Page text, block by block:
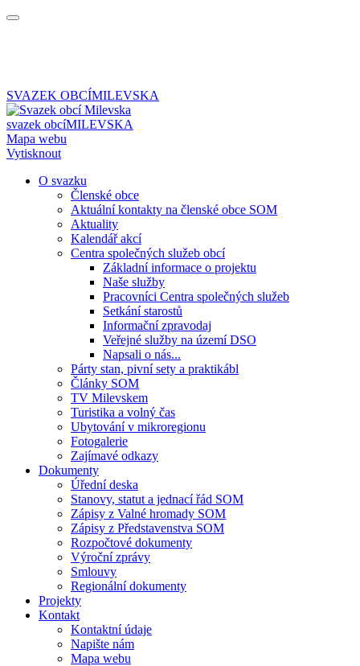
SVAZEK OBCÍMILEVSKA
svazek obcíMILEVSKA
Mapa webu
Vytisknout
O svazku
Členské obce
Aktuální kontakty na členské obce SOM
Aktuality
Kalendář akcí
Centra společných služeb obcí
Základní informace o projektu
Naše služby
Pracovníci Centra společných služeb
Setkání starostů
Informační zpravodaj
Veřejné služby na území DSO
Napsali o nás...
Párty stan, pivní sety a praktikábl
Články SOM
TV Milevskem
Turistika a volný čas
Ubytování v mikroregionu
Fotogalerie
Zajímavé odkazy
Dokumenty
Úřední deska
Stanovy, statut a jednací řád SOM
Zápisy z Valné hromady SOM
Zápisy z Představenstva SOM
Rozpočtové dokumenty
Výroční zprávy
Smlouvy
Regionální dokumenty
Projekty
Kontakt
Kontaktní údaje
Napište nám
Mapa webu